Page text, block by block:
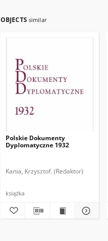
OBJECTS similar
Polskie Dokumenty
Dyplomatyczne 1932
Kania, Krzysztof. (Redaktor)
książka